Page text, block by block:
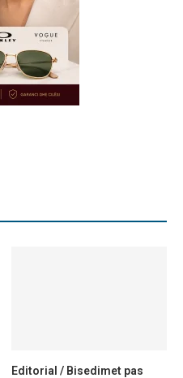
Editorial / Bisedimet pas